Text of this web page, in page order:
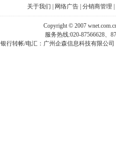
关于我们 网络广告 分销商管理
Copyright © 2007
服务热线:020-87566628、
银行转帐/电汇：广州企森信息科技有限公